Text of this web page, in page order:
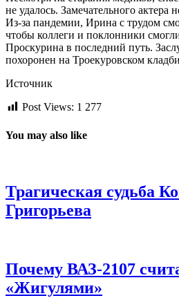
не удалось. Замечательного актера
Из-за пандемии, Ирина с трудом
чтобы коллеги и поклонники
Проскурина в последний путь.
похоронен на Троекуровском
Источник
Post Views: 1 277
You may also like
Трагическая судьба
Григорьева
Почему ВАЗ-2107
«Жигулями»